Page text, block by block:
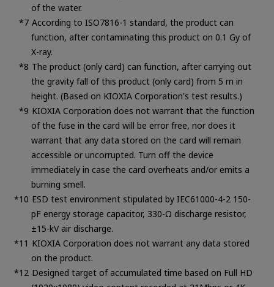
of the water.
According to ISO7816-1 standard, the product can
function, after contaminating this product on 0.1 Gy of
X-ray.
The product (only card) can function, after carrying out
the gravity fall of this product (only card) from 5 m in
height. (Based on KIOXIA Corporation's test results.)
KIOXIA Corporation does not warrant that the function
of the fuse in the card will be error free, nor does it
warrant that any data stored on the card will remain
accessible or uncorrupted. Turn off the device
immediately in case the card overheats and/or emits a
burning smell.
ESD test environment stipulated by IEC61000-4-2 150-
pF energy storage capacitor, 330-Ω discharge resistor,
±15-kV air discharge.
KIOXIA Corporation does not warrant any data stored
on the product.
Designed target of accumulated time based on Full HD